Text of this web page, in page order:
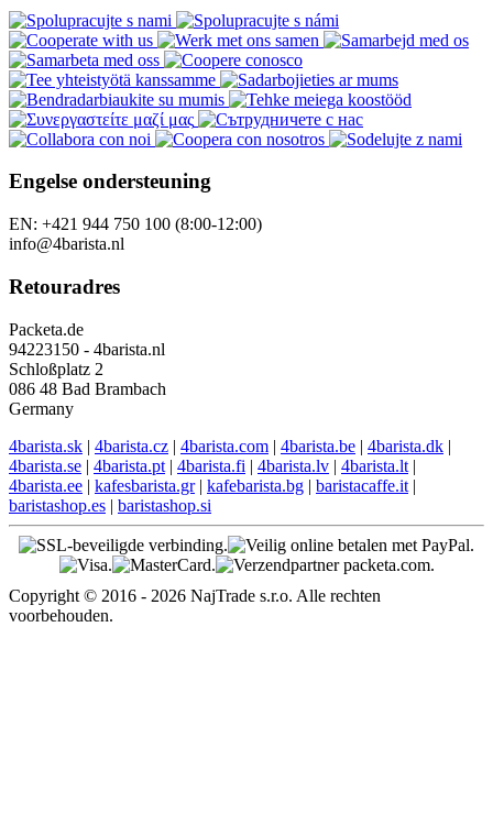
Engelse ondersteuning
EN: +421 944 750 100 (8:00-12:00)
info@4barista.nl
Retouradres
Packeta.de
94223150 - 4barista.nl
Schloßplatz 2
086 48 Bad Brambach
Germany
4barista.sk | 4barista.cz | 4barista.com | 4barista.be | 4barista.dk |
4barista.se | 4barista.pt | 4barista.fi | 4barista.lv | 4barista.lt |
4barista.ee | kafesbarista.gr| kafebarista.bg | baristacaffe.it |
baristashop.es | baristashop.si
Copyright © 2016 - 2026 NajTrade s.r.o. Alle rechten
voorbehouden.